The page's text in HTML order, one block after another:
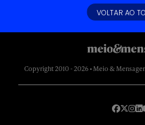
VOLTAR AO
Copyright 2010 - 2026 • Meio &